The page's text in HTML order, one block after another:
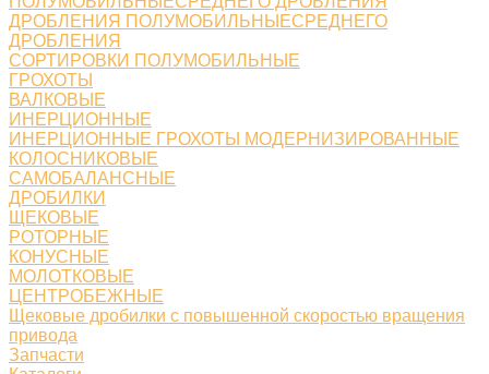
ДРОБЛЕНИЯ ПОЛУМОБИЛЬНЫЕСРЕДНЕГО
ДРОБЛЕНИЯ
СОРТИРОВКИ ПОЛУМОБИЛЬНЫЕ
ГРОХОТЫ
ВАЛКОВЫЕ
ИНЕРЦИОННЫЕ
ИНЕРЦИОННЫЕ ГРОХОТЫ МОДЕРНИЗИРОВАННЫЕ
КОЛОСНИКОВЫЕ
САМОБАЛАНСНЫЕ
ДРОБИЛКИ
ЩЕКОВЫЕ
РОТОРНЫЕ
КОНУСНЫЕ
МОЛОТКОВЫЕ
ЦЕНТРОБЕЖНЫЕ
Щековые дробилки с повышенной скоростью вращения
привода
Запчасти